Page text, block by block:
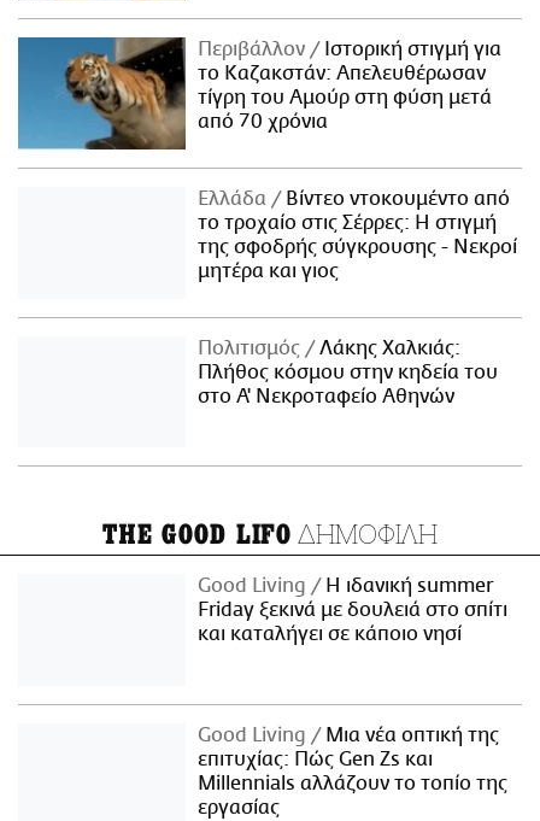
Περιβάλλον
Ιστορική στιγμή για
το Καζακστάν: Απελευθέρωσαν
τίγρη του Αμούρ στη φύση μετά
από 70 χρόνια
Ελλάδα
Βίντεο ντοκουμέντο από
το τροχαίο στις Σέρρες: Η στιγμή
της σφοδρής σύγκρουσης - Νεκροί
μητέρα και γιος
Πολιτισμός
Λάκης Χαλκιάς:
Πλήθος κόσμου στην κηδεία του
στο Α' Νεκροταφείο Αθηνών
THE GOOD LIFO ΔΗΜΟΦΙΛΗ
Good Living
Η ιδανική summer
Friday ξεκινά με δουλειά στο σπίτι
και καταλήγει σε κάποιο νησί
Good Living
Μια νέα οπτική της
επιτυχίας: Πώς Gen Zs και
Millennials αλλάζουν το τοπίο της
εργασίας